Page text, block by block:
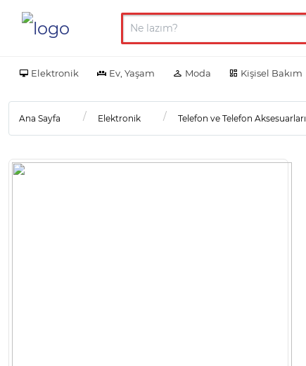
Elektronik Ev, Yaşam Moda Kişisel Bakım
Ana Sayfa Elektronik Telefon ve Telefon Aksesuarları